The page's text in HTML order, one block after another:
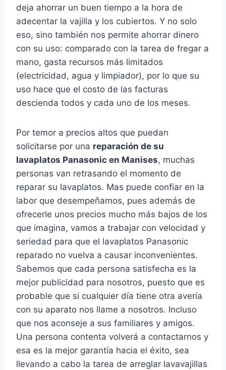
deja ahorrar un buen tiempo a la hora de
adecentar la vajilla y los cubiertos. Y no solo
eso, sino también nos permite ahorrar dinero
con su uso: comparado con la tarea de fregar a
mano, gasta recursos más limitados
(electricidad, agua y limpiador), por lo que su
uso hace que el costo de las facturas
descienda todos y cada uno de los meses.
Por temor a precios altos que puedan
solicitarse por una reparación de su
lavaplatos Panasonic en Manises, muchas
personas van retrasando el momento de
reparar su lavaplatos. Mas puede confiar en la
labor que desempeñamos, pues además de
ofrecerle unos precios mucho más bajos de los
que imagina, vamos a trabajar con velocidad y
seriedad para que el lavaplatos Panasonic
reparado no vuelva a causar inconvenientes.
Sabemos que cada persona satisfecha es la
mejor publicidad para nosotros, puesto que es
probable que si cualquier día tiene otra avería
con su aparato nos llame a nosotros. Incluso
que nos aconseje a sus familiares y amigos.
Una persona contenta volverá a contactarnos y
esa es la mejor garantía hacia el éxito, sea
llevando a cabo la tarea de arreglar lavavajillas